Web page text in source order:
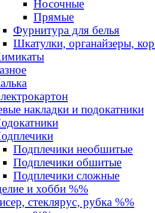
Носочные
Прямые
Фурнитура для белья
Шкатулки, органайзеры,
накладки и подокатники
Подплечики необшитые
Подплечики обшитые
Подплечики сложные
и хобби %%
стеклярус, рубка %%